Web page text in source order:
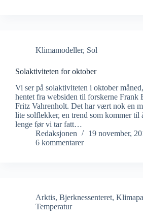
Klimamodeller, Sol
Solaktiviteten for oktober
Vi ser på solaktiviteten i oktober
hentet fra websiden til forskerne Frank
Fritz Vahrenholt. Det har vært nok en
lite solflekker, en trend som kommer til
lenge før vi tar fatt…
Redaksjonen
19 november,
6 kommentarer
Arktis, Bjerknessenteret,
Temperatur